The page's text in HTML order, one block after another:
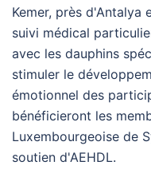
Kemer, près d'Antalya
suivi médical
avec les dauphins
stimuler le
émotionnel des
bénéficieront les
Luxembourgeoise de
soutien d'AEHDL.